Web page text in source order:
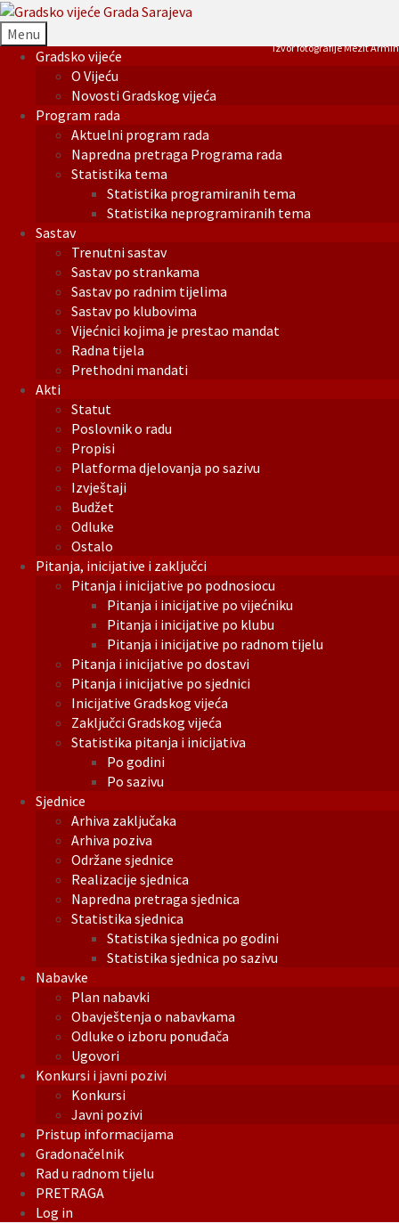
Menu
Gradsko vijeće
O Vijeću
Novosti Gradskog vijeća
Program rada
Aktuelni program rada
Napredna pretraga Programa rada
Statistika tema
Statistika programiranih tema
Statistika neprogramiranih tema
Sastav
Trenutni sastav
Sastav po strankama
Sastav po radnim tijelima
Sastav po klubovima
Vijećnici kojima je prestao mandat
Radna tijela
Prethodni mandati
Akti
Statut
Poslovnik o radu
Propisi
Platforma djelovanja po sazivu
Izvještaji
Budžet
Odluke
Ostalo
Pitanja, inicijative i zaključci
Pitanja i inicijative po podnosiocu
Pitanja i inicijative po vijećniku
Pitanja i inicijative po klubu
Pitanja i inicijative po radnom tijelu
Pitanja i inicijative po dostavi
Pitanja i inicijative po sjednici
Inicijative Gradskog vijeća
Zaključci Gradskog vijeća
Statistika pitanja i inicijativa
Po godini
Po sazivu
Sjednice
Arhiva zaključaka
Arhiva poziva
Održane sjednice
Realizacije sjednica
Napredna pretraga sjednica
Statistika sjednica
Statistika sjednica po godini
Statistika sjednica po sazivu
Nabavke
Plan nabavki
Obavještenja o nabavkama
Odluke o izboru ponuđača
Ugovori
Konkursi i javni pozivi
Konkursi
Javni pozivi
Pristup informacijama
Gradonačelnik
Rad u radnom tijelu
PRETRAGA
Log in
Izvor fotografije Mezit Armin